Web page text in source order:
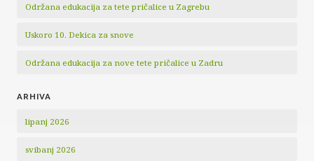
Održana edukacija za tete pričalice u Zagrebu
Uskoro 10. Dekica za snove
Održana edukacija za nove tete pričalice u Zadru
ARHIVA
lipanj 2026
svibanj 2026